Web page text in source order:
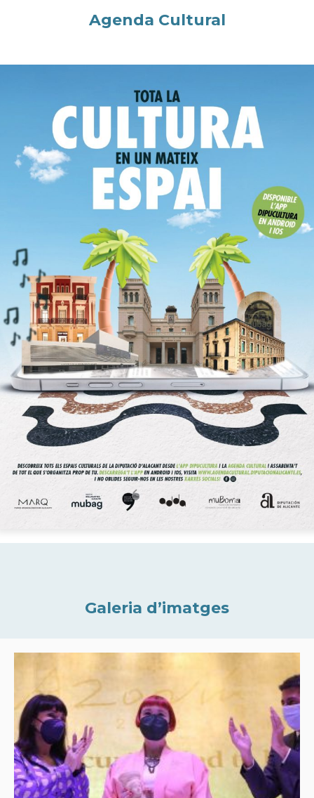
Agenda Cultural
Galeria d’imatges